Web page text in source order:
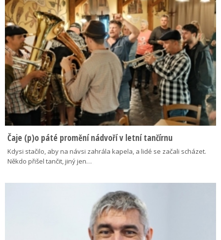
Čaje (p)o páté promění nádvoří v letní tančírnu
Kdysi stačilo, aby na návsi zahrála kapela, a lidé se začali scházet.
Někdo přišel tančit, jiný jen…